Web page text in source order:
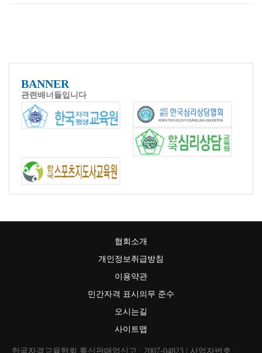
BANNER
관련배너들입니다
협회소개
개인정보취급방침
이용약관
민간자격 표시의무 준수
오시는길
사이트맵
한국자격교육협회 통신판매업신고 : 2007-04823 | 사업자번호 :